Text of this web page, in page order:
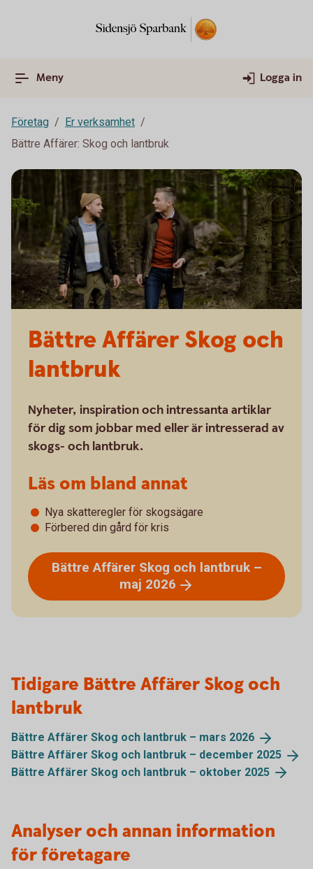
Meny Logga in
Företag
Er verksamhet
Bättre Affärer: Skog och lantbruk
Bättre Affärer Skog och
lantbruk
Nyheter, inspiration och intressanta artiklar
för dig som jobbar med eller är intresserad av
skogs- och lantbruk.
Läs om bland annat
Nya skatteregler för skogsägare
Förbered din gård för kris
Bättre Affärer Skog och lantbruk –
maj 2026
Tidigare Bättre Affärer Skog och
lantbruk
Bättre Affärer Skog och lantbruk – mars 2026
Bättre Affärer Skog och lantbruk – december 2025
Bättre Affärer Skog och lantbruk – oktober 2025
Analyser och annan information
för företagare